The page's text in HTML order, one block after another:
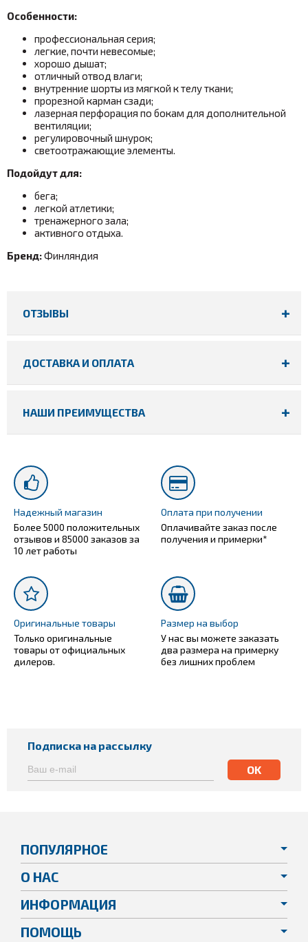
Особенности:
профессиональная серия;
легкие, почти невесомые;
хорошо дышат;
отличный отвод влаги;
внутренние шорты из мягкой к телу ткани;
прорезной карман сзади;
лазерная перфорация по бокам для дополнительной
вентиляции;
регулировочный шнурок;
светоотражающие элементы.
Подойдут для:
бега;
легкой атлетики;
тренажерного зала;
активного отдыха.
Бренд:Финляндия
ОТЗЫВЫ
ДОСТАВКА И ОПЛАТА
НАШИ ПРЕИМУЩЕСТВА
Надежный магазин
Более 5000 положительных
отзывов и 85000 заказов за
10 лет работы
Оплата при получении
Оплачивайте заказ после
получения и примерки*
Оригинальные товары
Только оригинальные
товары от официальных
дилеров.
Размер на выбор
У нас вы можете заказать
два размера на примерку
без лишних проблем
Подписка на рассылку
ПОПУЛЯРНОЕ
О НАС
ИНФОРМАЦИЯ
ПОМОЩЬ